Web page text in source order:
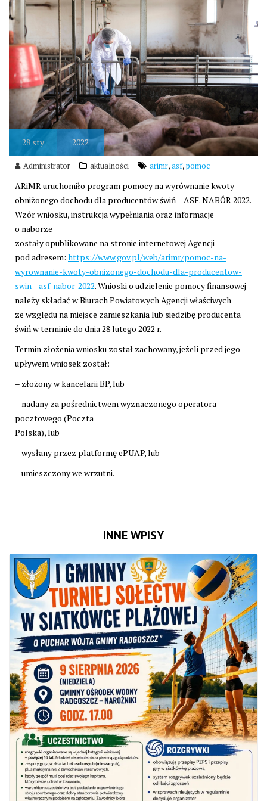
28 sty 2022
Administrator aktualności arimr,asf,pomoc
ARiMR uruchomiło program pomocy na wyrównanie kwoty
obniżonego dochodu dla producentów świń – ASF. NABÓR 2022.
Wzór wniosku, instrukcja wypełniania oraz informacje
o naborze
zostały opublikowane na stronie internetowej Agencji
pod adresem: https://www.gov.pl/web/arimr/pomoc-na-
wyrownanie-kwoty-obnizonego-dochodu-dla-producentow-
swin—asf-nabor-2022. Wnioski o udzielenie pomocy finansowej
należy składać w Biurach Powiatowych Agencji właściwych
ze względu na miejsce zamieszkania lub siedzibę producenta
świń w terminie do dnia 28 lutego 2022 r.
Termin złożenia wniosku został zachowany, jeżeli przed jego
upływem wniosek został:
– złożony w kancelarii BP, lub
– nadany za pośrednictwem wyznaczonego operatora
pocztowego (Poczta
Polska), lub
– wysłany przez platformę ePUAP, lub
– umieszczony we wrzutni.
INNE WPISY